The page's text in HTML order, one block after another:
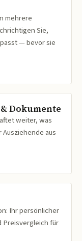
mehrere
Sie,
— bevor sie
Dokumente
weiter, was
aus
Ihr persönlicher
Preisvergleich für